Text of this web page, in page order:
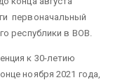
первоначальный
республики в ВОВ.
к 30-летию
ноября 2021 года,